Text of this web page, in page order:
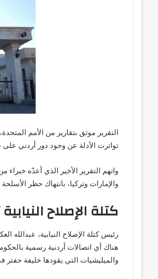
تواترت الأدلة عن وجود دور أردني
واتهم التقرير الأخير الذي أعدّه
والإمارات وتركيا، بانتهاك حظر
كتلة الإصلاح
رئيس كتلة الإصلاح النيابية،
هناك أي اتصالات أردنية رسمية
والميليشيات التي يقودها خليفة حفتر